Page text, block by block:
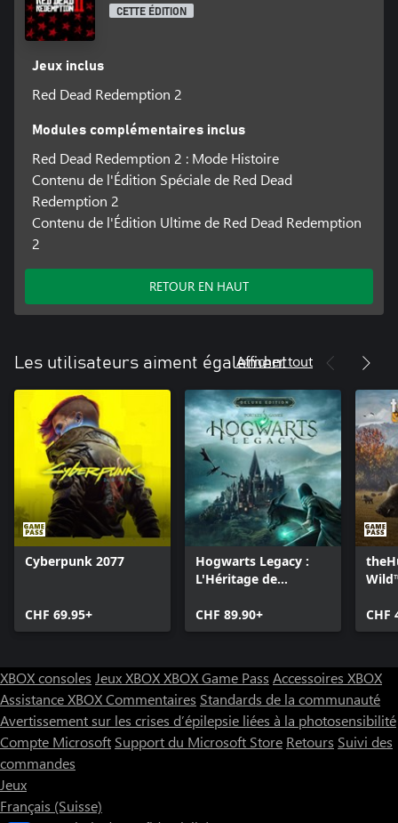
CETTE ÉDITION
Jeux inclus
Red Dead Redemption 2
Modules complémentaires inclus
Red Dead Redemption 2 : Mode Histoire
Contenu de l'Édition Spéciale de Red Dead
Redemption 2
Contenu de l'Édition Ultime de Red Dead Redemption
2
RETOUR EN HAUT
Les utilisateurs aiment également
Afficher tout
Cyberpunk 2077
CHF 69.95+
Hogwarts Legacy :
L'Héritage de
Edition digitale
CHF 89.90+ CHF
XBOX consoles Jeux XBOXXBOX Game Pass Accessoires XBOX
Assistance XBOXCommentaires Standards de la communauté
Avertissement sur les crises d’épilepsie liées à la photosensibilité
Compte Microsoft Support du Microsoft Store Retours Suivi des
commandes
Jeux
Français (Suisse)